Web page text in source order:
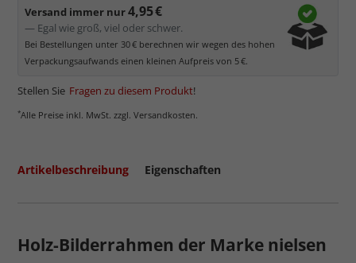
Versand immer nur4,95 €
— Egal wie groß, viel oder schwer.
Bei Bestellungen unter 30 € berechnen wir wegen des hohen
Verpackungsaufwands einen kleinen Aufpreis von 5 €.
Stellen Sie Fragen zu diesem Produkt!
*Alle Preise inkl. MwSt. zzgl. Versandkosten.
Artikelbeschreibung Eigenschaften
Holz-Bilderrahmen der Marke nielsen